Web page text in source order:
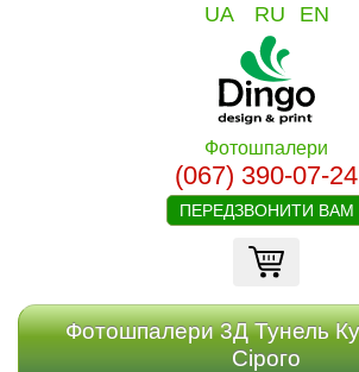
UA RU EN
Фотошпалери
(067) 390-07-24
ПЕРЕДЗВОНИТИ ВАМ
Фотошпалери 3Д Тунель Кулі Відтінки
Сірого